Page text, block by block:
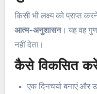
किसी भी लक्ष्य को प्राप्त
आत्म-अनुशासन। यह वह
नहीं देता।
कैसे विकसित
एक दिनचर्या बनाएं और